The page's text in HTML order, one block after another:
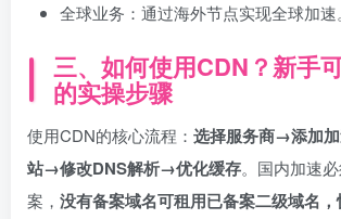
全球业务：通过海外节点实现全球加速。
三、如何使用CDN？新手
的实操步骤
使用CDN的核心流程： 选择服务商→添加
站→修改DNS解析→优化缓存。国内加速
案， 没有备案域名可租用已备案二级域名